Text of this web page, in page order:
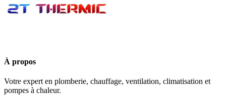
À propos
Votre expert en plomberie, chauffage, ventilation, climatisation et
pompes à chaleur.